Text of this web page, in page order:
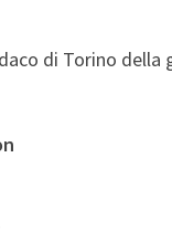
di Torino della